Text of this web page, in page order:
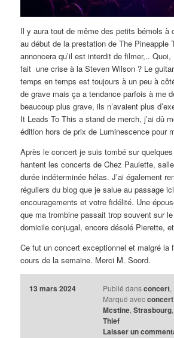
Il y aura tout de même des petits bémols à
au début de la prestation de The Pineapple
annoncera qu’il est interdit de filmer,..
fait une crise à la Steven Wilson ? Le
temps en temps est toujours à un peu à
de grave mais ça a tendance parfois à me
beaucoup plus grave, ils n’avaient plus
It Leads To This a stand de merch, j’ai dû
édition hors de prix de Luminescence pour
Après le concert je suis tombé sur quelques
hantent les concerts de Chez Paulette,
durée indéterminée hélas. J’ai également
réguliers du blog que je salue au passage
encouragements et votre fidélité. Une
que ma trombine passait trop souvent sur
domicile conjugal, encore désolé Pierette,
Ce fut un concert exceptionnel et malgré la
cours de la semaine. Merci M. Soord.
13 mars 2024 Publié dans concert,
Marqué avec concert,
Mcstine, Strasbourg,
Thief
Laisser un